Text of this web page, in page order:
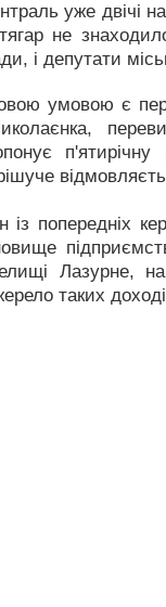
уже двічі
не
і депутати
умовою є
п'ятирічну
попередніх
Лазурне,
таких